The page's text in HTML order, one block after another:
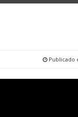
Publicado